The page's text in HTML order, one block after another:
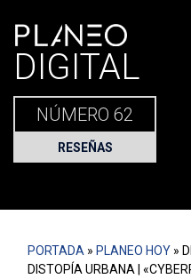
Portada» Planeo Hoy De
PLANEO
DIGITAL
NÚMERO 62
RESEÑAS
PORTADA » PLANEO HOY »
DISTOPÍA URBANA |